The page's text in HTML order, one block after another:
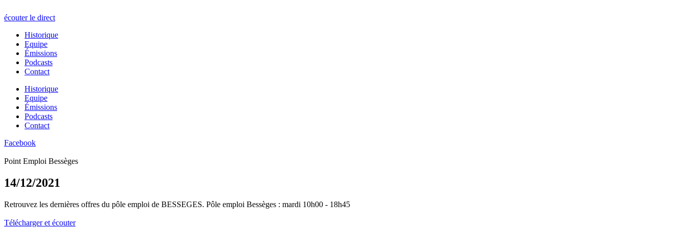
écouter le direct
Historique
Equipe
Émissions
Podcasts
Contact
Historique
Equipe
Émissions
Podcasts
Contact
Facebook
Point Emploi Bessèges
14/12/2021
Retrouvez les dernières offres du pôle emploi de BESSEGES. Pôle emploi Bessèges : mardi 10h00 - 18h45
Télécharger et écouter